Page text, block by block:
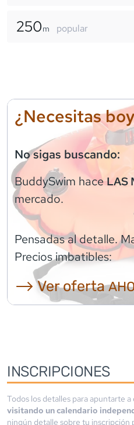
250m popular
¿Necesitas
No sigas buscando:
BuddySwim haceLAS
mercado.
Pensadas al detalle.
Precios imbatibles:
⟶ Ver oferta
INSCRIPCIONES
Todos los detalles para apuntarte
visitando un calendario
ningún detalle sobre tu inscripción